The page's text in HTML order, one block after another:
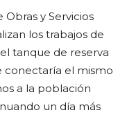
y Servicios
los trabajos de
tanque de reserva
conectaría el mismo
a la población
un día más